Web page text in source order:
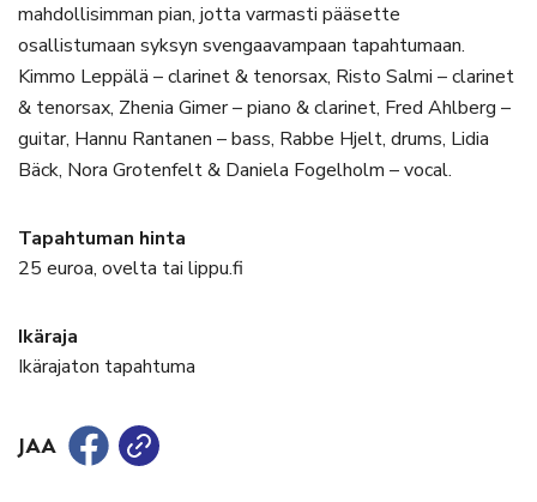
mahdollisimman pian, jotta varmasti pääsette
osallistumaan syksyn svengaavampaan tapahtumaan.
Kimmo Leppälä – clarinet & tenorsax, Risto Salmi – clarinet
& tenorsax, Zhenia Gimer – piano & clarinet, Fred Ahlberg –
guitar, Hannu Rantanen – bass, Rabbe Hjelt, drums, Lidia
Bäck, Nora Grotenfelt & Daniela Fogelholm – vocal.
Tapahtuman hinta
25 euroa, ovelta tai lippu.fi
Ikäraja
Ikärajaton tapahtuma
JAA